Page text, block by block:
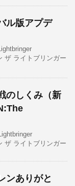
ル版アプデ
ザ ライトブリンガー
のしくみ（新
ザ ライトブリンガー
ンありがと